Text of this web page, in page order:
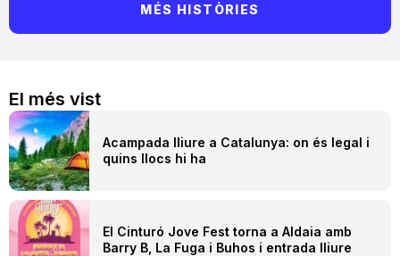
El més vist
Acampada lliure a Catalunya: on és legal i
quins llocs hi ha
El Cinturó Jove Fest torna a Aldaia amb
Barry B, La Fuga i Buhos i entrada lliure
MÉS HISTÒRIES